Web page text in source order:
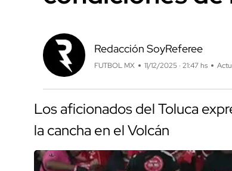
Redacción SoyReferee
FUTBOL MX 11/12/2025 · 21:47 hs
Los aficionados del Toluca
la cancha en el Volcán